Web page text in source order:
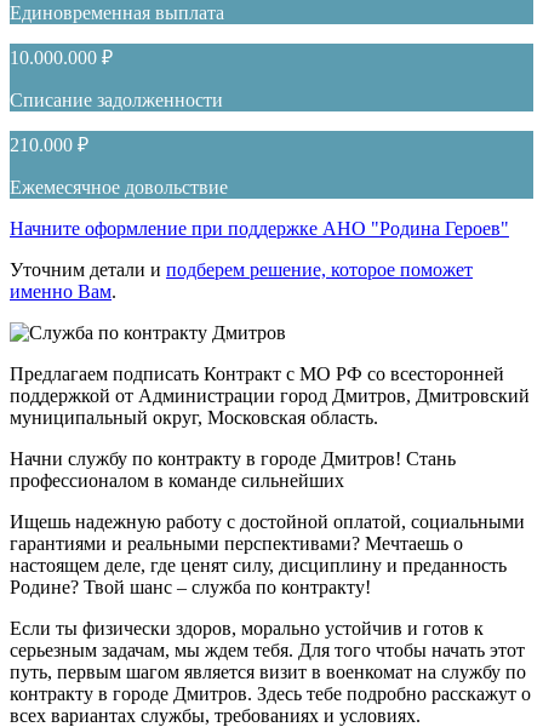
Единовременная выплата
10.000.000 ₽
Списание задолженности
210.000 ₽
Ежемесячное довольствие
Начните оформление при поддержке АНО "Родина Героев"
Уточним детали и подберем решение, которое поможет
именно Вам.
Предлагаем подписать Контракт с МО РФ со всесторонней
поддержкой от Администрации город Дмитров, Дмитровский
муниципальный округ, Московская область.
Начни службу по контракту в городе Дмитров! Стань
профессионалом в команде сильнейших
Ищешь надежную работу с достойной оплатой, социальными
гарантиями и реальными перспективами? Мечтаешь о
настоящем деле, где ценят силу, дисциплину и преданность
Родине? Твой шанс – служба по контракту!
Если ты физически здоров, морально устойчив и готов к
серьезным задачам, мы ждем тебя. Для того чтобы начать этот
путь, первым шагом является визит в военкомат на службу по
контракту в городе Дмитров. Здесь тебе подробно расскажут о
всех вариантах службы, требованиях и условиях.